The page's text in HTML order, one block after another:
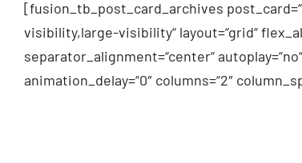
[fusion_tb_post_card_archives
visibility,large-visibility“ layout=“grid“
separator_alignment=“center“
animation_delay=“0″ columns=“2″